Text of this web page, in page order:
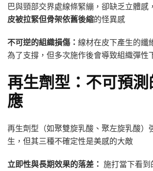
巴與頸部交界處線條緊繃，卻缺乏立體感
皮被拉緊但骨架依舊後縮的怪異感
不可逆的組織損傷： 線材在皮下產生的纖
為了支撐，但多次施作後會導致組織彈性
再生劑型：不可預
應
再生劑型（如聚雙旋乳酸、聚左旋乳酸）
生，但其三種不確定性是美感的大敵
立即性與長期效果的落差： 施打當下看